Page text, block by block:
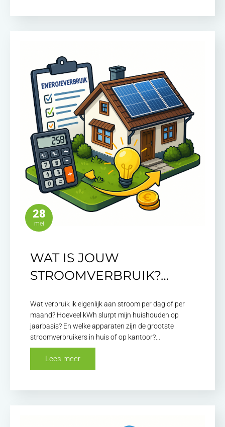
28
mei
WAT IS JOUW
STROOMVERBRUIK?…
Wat verbruik ik eigenlijk aan stroom per dag of per
maand? Hoeveel kWh slurpt mijn huishouden op
jaarbasis? En welke apparaten zijn de grootste
stroomverbruikers in huis of op kantoor?…
Lees meer